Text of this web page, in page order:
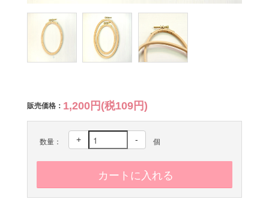
販売価格： 1,200円(税109円)
数量： + - 個